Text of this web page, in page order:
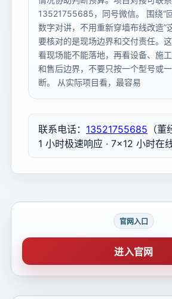
13521755685，同号微信。 围绕“
数字对讲，不用重新穿墙布线改造”
要核对的是现场边界和交付责任。
看现场能不能落地，再看设备、施
和售后边界，不要只按一个型号或
断。 从实际项目看，最容易
联系电话： 13521755685 （
1 小时极速响应 · 7×12 小时在
官网入口
进入官网